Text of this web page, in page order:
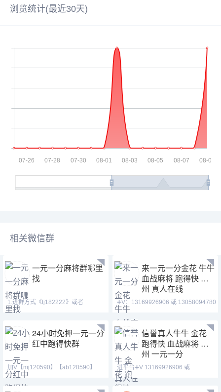
浏览统计(最近30天)
相关微信群
一元一分麻将群哪里
找
1.进群方式《tj182222》或者
《cj42222》QQ(371146023)
来一元一分金花 牛牛
血战麻将 跑得快 德
州 真人在线
➕V：13169926906 或 13058094780
QQ:3122617673 玩
24小时免押一元一分
红中跑得快群
加V【mj120590】【ab120590】
【hf420624】24小时火爆
信誉真人牛牛 金花
跑得快 血战麻将 德
州 一元一分
进平台➕V 13169926906 或